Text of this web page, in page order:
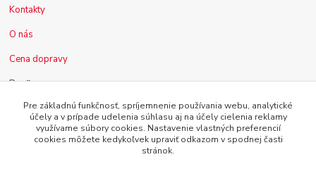
Kontakty
O nás
Cena dopravy
Pre firmy
Reklamácia tovaru
Obchodné podmienky
Pre základnú funkčnosť, spríjemnenie používania webu, analytické
účely a v prípade udelenia súhlasu aj na účely cielenia reklamy
využívame súbory cookies. Nastavenie vlastných preferencií
cookies môžete kedykoľvek upraviť odkazom v spodnej časti
stránok.